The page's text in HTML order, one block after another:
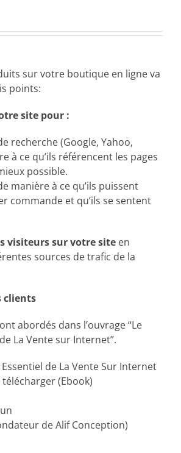
sur votre boutique en ligne va
points:
site pour :
recherche (Google, Yahoo,
à ce qu’ils référencent les pages
possible.
manière à ce qu’ils puissent
commande et qu’ils se sentent
visiteurs sur votre site en
sources de trafic de la
clients
abordés dans l’ouvrage “Le
La Vente sur Internet”.
Essentiel de La Vente Sur Internet
télécharger (Ebook)
de Alif Conception)